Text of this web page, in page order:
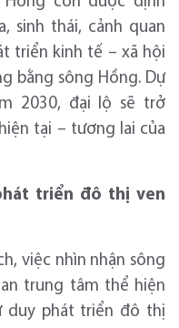
sinh thái, cảnh quan
triển kinh tế – xã hội
bằng sông Hồng. Dự
2030, đại lộ sẽ trở
tại – tương lai của
triển đô thị ven
việc nhìn nhận sông
trung tâm thể hiện
duy phát triển đô thị